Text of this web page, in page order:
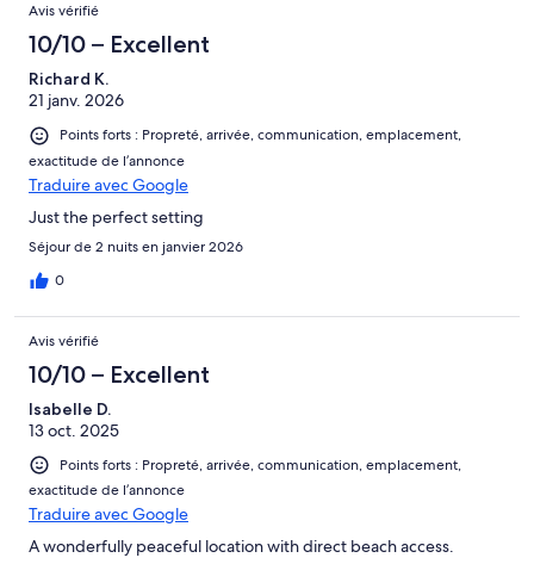
Avis vérifié
10/10 – Excellent
Richard K.
21 janv. 2026
Points forts : Propreté, arrivée, communication, emplacement,
exactitude de l’annonce
Traduire avec Google
Just the perfect setting
Séjour de 2 nuits en janvier 2026
0
Avis vérifié
10/10 – Excellent
Isabelle D.
13 oct. 2025
Points forts : Propreté, arrivée, communication, emplacement,
exactitude de l’annonce
Traduire avec Google
A wonderfully peaceful location with direct beach access.